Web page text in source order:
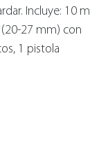
Incluye: 10 m
27 mm) con
1 pistola